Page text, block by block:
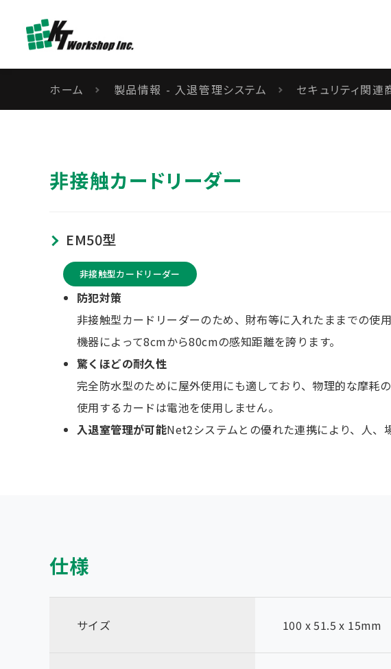
ホーム 製品情報 - 入退管理システム セキュリティ関連
非接触カードリーダー
EM50型
非接触型カードリーダー
防犯対策
非接触型カードリーダーのため、財布等に入れたままでの使用
機器によって8cmから80cmの感知距離を誇ります。
驚くほどの耐久性
完全防水型のために屋外使用にも適しており、物理的な摩耗
使用するカードは電池を使用しません。
入退室管理が可能Net2システムとの優れた連携により、人、
仕様
サイズ 100 x 51.5 x 15mm